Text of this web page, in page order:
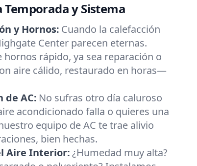
Temporada y Sistema
y Hornos: Cuando la calefacción
Center parecen eternas.
rápido, ya sea reparación o
aire cálido, restaurado en horas—
de AC: No sufras otro día caluroso
acondicionado falla o quieres una
equipo de AC te trae alivio
bien hechas.
Aire Interior:¿Humedad muy alta?